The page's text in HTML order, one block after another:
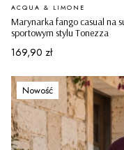
Marynarka fango casual na
sportowym stylu Tonezza
PRODUCENT
ACQUA & LIMONE
Cena
169,90 zł
Nowość